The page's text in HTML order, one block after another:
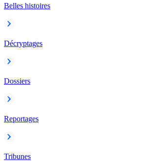
Belles histoires
Décryptages
Dossiers
Reportages
Tribunes